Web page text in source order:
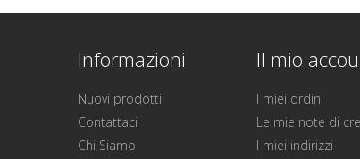
Informazioni
Nuovi prodotti
Contattaci
Chi Siamo
Il mio
I miei ordini
Le mie note di
I miei indirizzi